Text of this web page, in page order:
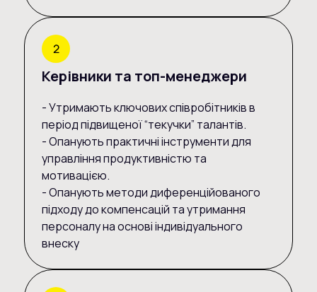
Керівники та топ-менеджери
- Утримають ключових співробітників в
період підвищеної “текучки” талантів.
- Опанують практичні інструменти для
управління продуктивністю та
мотивацією.
- Опанують методи диференційованого
підходу до компенсацій та утримання
персоналу на основі індивідуального
внеску